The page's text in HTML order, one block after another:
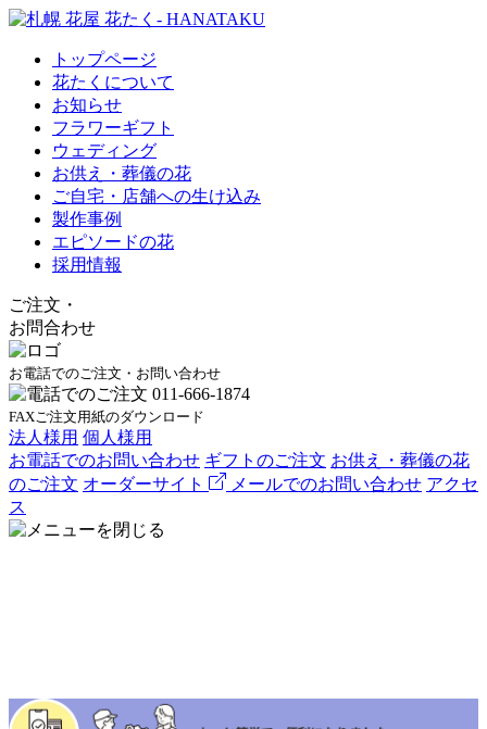
トップページ
花たくについて
お知らせ
フラワーギフト
ウェディング
お供え・葬儀の花
ご自宅・店舗への生け込み
製作事例
エピソードの花
採用情報
ご注文 ・
お問合わせ
お電話でのご注文・お問い合わせ
FAXご注文用紙のダウンロード
法人様用 個人様用
お電話でのお問い合わせ ギフトのご注文 お供え・葬儀の花
のご注文 オーダーサイト メールでのお問い合わせ アクセ
ス